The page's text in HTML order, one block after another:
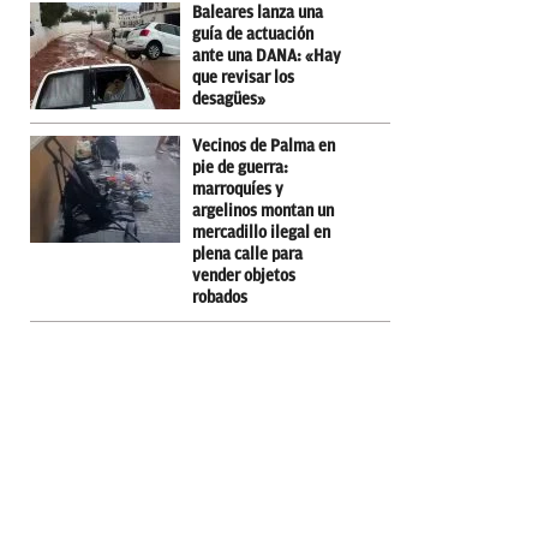
Baleares lanza una
guía de actuación
ante una DANA: «Hay
que revisar los
desagües»
Vecinos de Palma en
pie de guerra:
marroquíes y
argelinos montan un
mercadillo ilegal en
plena calle para
vender objetos
robados